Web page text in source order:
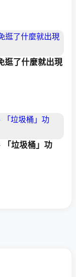
逛了什麼就出現
垃圾桶」功